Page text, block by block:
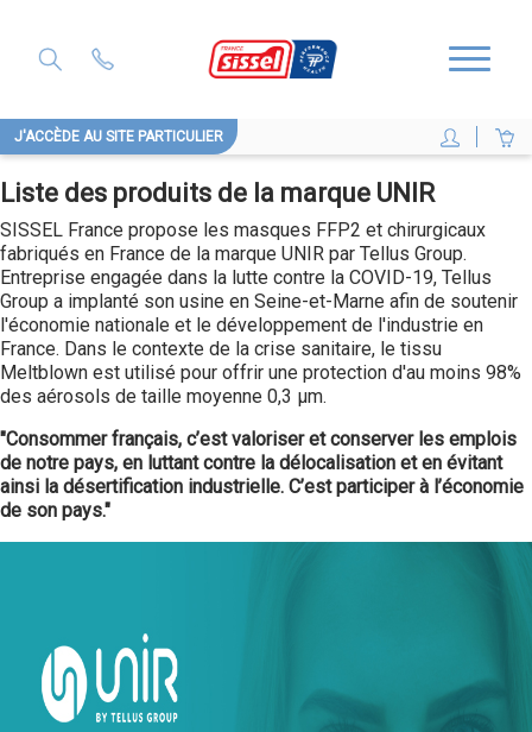
J'ACCÈDE AU SITE PARTICULIER
Liste des produits de la marque UNIR
SISSEL France propose les masques FFP2 et chirurgicaux
fabriqués en France de la marque UNIR par Tellus Group.
Entreprise engagée dans la lutte contre la COVID-19, Tellus
Group a implanté son usine en Seine-et-Marne afin de soutenir
l'économie nationale et le développement de l'industrie en
France. Dans le contexte de la crise sanitaire, le tissu
Meltblown est utilisé pour offrir une protection d'au moins 98%
des aérosols de taille moyenne 0,3 µm.
"Consommer français, c’est valoriser et conserver les emplois
de notre pays, en luttant contre la délocalisation et en évitant
ainsi la désertification industrielle. C’est participer à l’économie
de son pays."